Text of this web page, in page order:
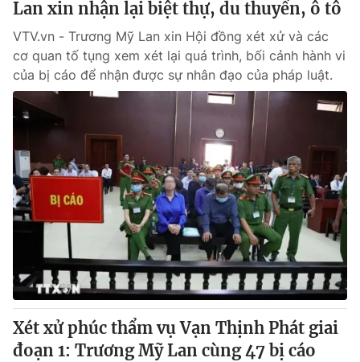
Lan xin nhận lại biệt thự, du thuyền, ô tô
VTV.vn - Trương Mỹ Lan xin Hội đồng xét xử và các
cơ quan tố tụng xem xét lại quá trình, bối cảnh hành vi
của bị cáo để nhận được sự nhân đạo của pháp luật.
Xét xử phúc thẩm vụ Vạn Thịnh Phát giai
đoạn 1: Trương Mỹ Lan cùng 47 bị cáo